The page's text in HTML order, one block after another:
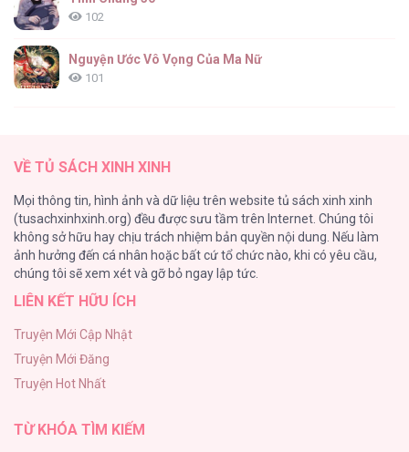
102
Nguyện Ước Vô Vọng Của Ma Nữ
101
95
Búp Măng Hư Và Đối Tác Hoàn Hảo
86
A Nào, Ngậm Thìa Vàng Nhé?
Liveta
72
VỀ TỦ SÁCH XINH XINH
Mọi thông tin, hình ảnh và dữ liệu trên website tủ sách xinh xinh
(tusachxinhxinh.org) đều được sưu tầm trên Internet. Chúng tôi
không sở hữu hay chịu trách nhiệm bản quyền nội dung. Nếu làm
ảnh hưởng đến cá nhân hoặc bất cứ tổ chức nào, khi có yêu cầu,
chúng tôi sẽ xem xét và gỡ bỏ ngay lập tức.
LIÊN KẾT HỮU ÍCH
Truyện Mới Cập Nhật
Truyện Mới Đăng
Truyện Hot Nhất
TỪ KHÓA TÌM KIẾM